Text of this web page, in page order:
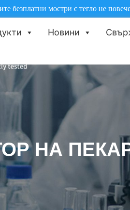
безплатни мостри с тегло не
Новини
НА